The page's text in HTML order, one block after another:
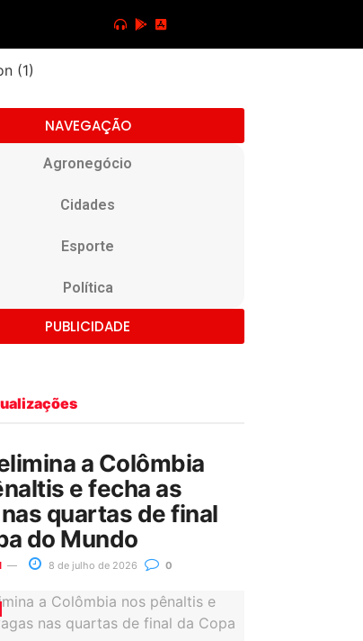
NAVEGAÇÃO
Agronegócio
Cidades
Esporte
Política
PUBLICIDADE
a Colômbia
e fecha as
quartas de final
do Mundo
8 de julho de 2026 0